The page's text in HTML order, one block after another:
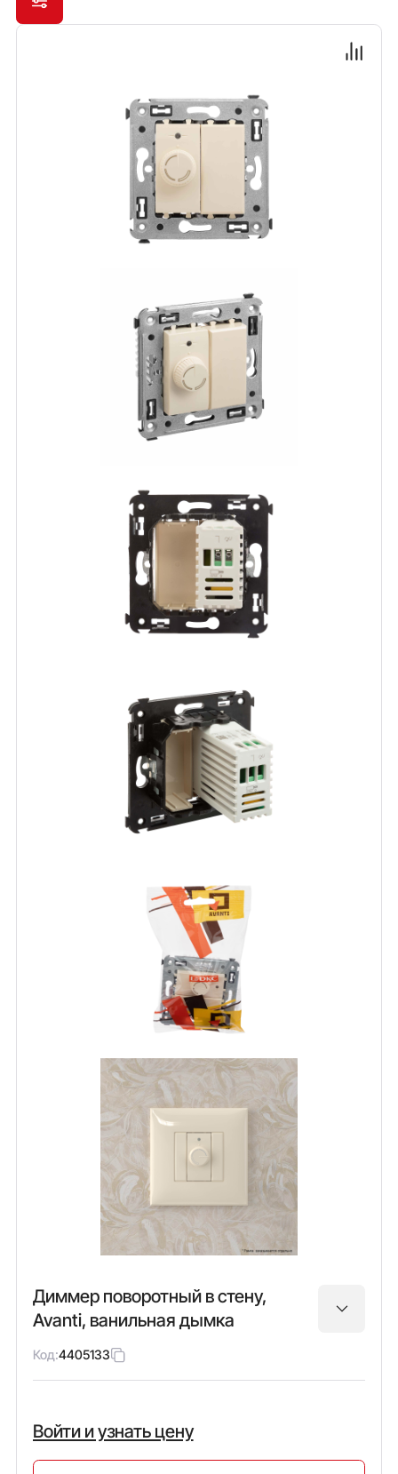
Диммер поворотный в стену,
Avanti, ванильная дымка
Код:4405133
Войти и узнать цену